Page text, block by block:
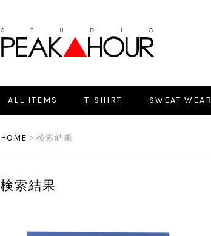
ALL ITEMS T-SHIRT SWEAT WEAR
HOME > 検索結果
検索結果